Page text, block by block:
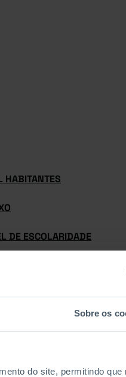
Sobre os
do site, permitindo que
HABITANTES
DE ESCOLARIDADE
ESCOLARIDADE